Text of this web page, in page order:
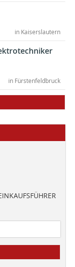
in Kaiserslautern
in Fürstenfeldbruck